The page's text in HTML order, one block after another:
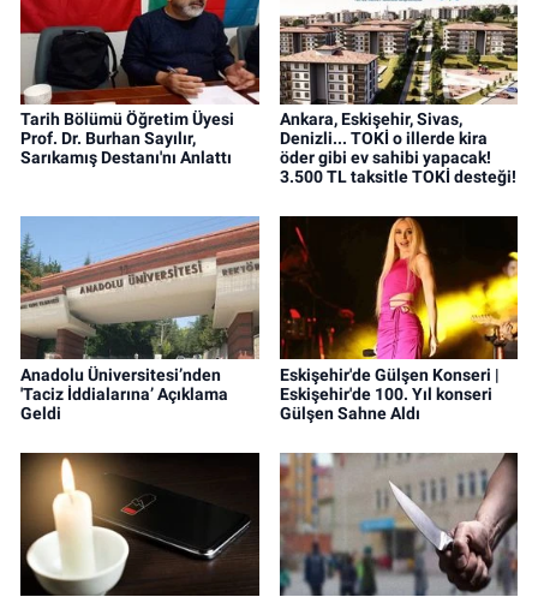
Tarih Bölümü Öğretim Üyesi
Prof. Dr. Burhan Sayılır,
Sarıkamış Destanı'nı Anlattı
Ankara, Eskişehir, Sivas,
Denizli... TOKİ o illerde kira
öder gibi ev sahibi yapacak!
3.500 TL taksitle TOKİ desteği!
Anadolu Üniversitesi’nden
'Taciz İddialarına’ Açıklama
Geldi
Eskişehir'de Gülşen Konseri |
Eskişehir'de 100. Yıl konseri
Gülşen Sahne Aldı